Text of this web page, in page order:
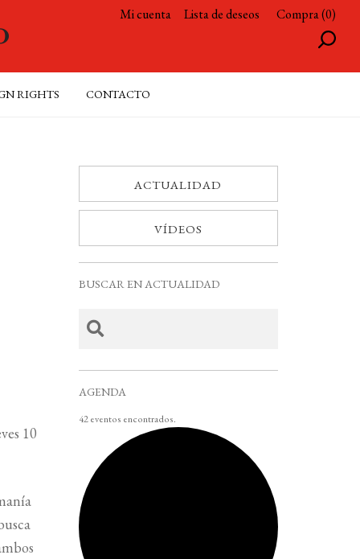
Mi cuenta Lista de deseos Compra (0)
RIGHTS CONTACTO
10
ACTUALIDAD
VÍDEOS
BUSCAR EN ACTUALIDAD
AGENDA
42 eventos encontrados.